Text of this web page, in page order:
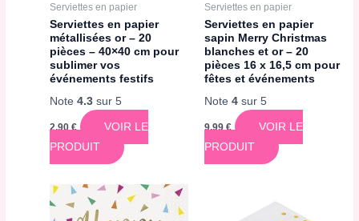
Serviettes en papier
Serviettes en papier
métallisées or – 20
pièces – 40×40 cm pour
sublimer vos
événements festifs
Note4.3 sur 5
2,90€
VOIR LE
PRODUIT
Serviettes en papier
Serviettes en papier
sapin Merry Christmas
blanches et or – 20
pièces 16 x 16,5 cm pour
fêtes et événements
Note 4sur 5
9,99 €
VOIR LE
PRODUIT